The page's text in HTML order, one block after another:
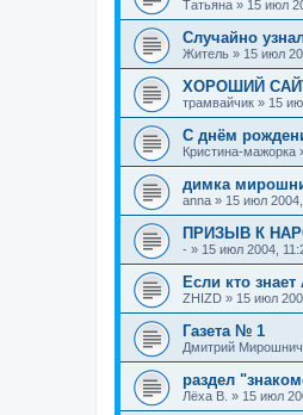
Татьяна » 15 июл
Случайно
Житель » 15 июл
ХОРОШИЙ
трамвайчик » 15
С днём
Кристина-мажорка
димка
anna » 15 июл
ПРИЗЫВ К
- » 15 июл 2004,
Если кто
ZHIZD » 15 июл
Газета № 1
Дмитрий
раздел
Лёха В. » 15 июл